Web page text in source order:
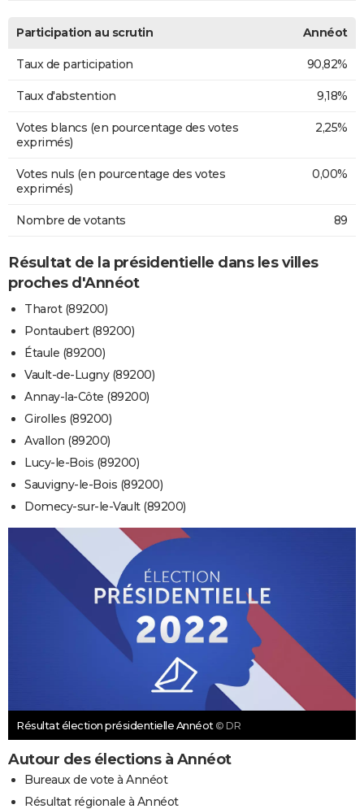
Participation au scrutin Annéot
Taux de participation 90,82%
Taux d'abstention 9,18%
Votes blancs (en pourcentage des votes
exprimés)
2,25%
Votes nuls (en pourcentage des votes
exprimés)
0,00%
Nombre de votants 89
Résultat de la présidentielle dans les villes
proches d'Annéot
Tharot (89200)
Pontaubert (89200)
Étaule (89200)
Vault-de-Lugny (89200)
Annay-la-Côte (89200)
Girolles (89200)
Avallon (89200)
Lucy-le-Bois (89200)
Sauvigny-le-Bois (89200)
Domecy-sur-le-Vault (89200)
Résultat élection présidentielle Annéot © DR
Autour des élections à Annéot
Bureaux de vote à Annéot
Résultat régionale à Annéot